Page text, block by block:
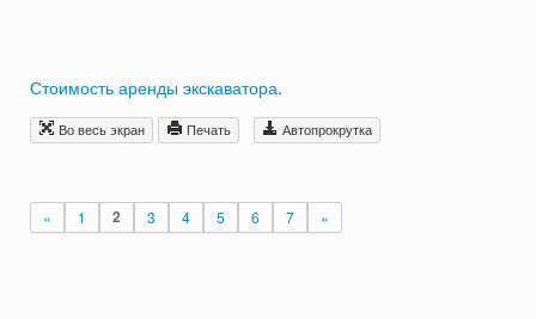
Стоимость аренды экскаватора.
Во весь экран Печать Автопрокрутка
« 1 2 3 4 5 6 7 »